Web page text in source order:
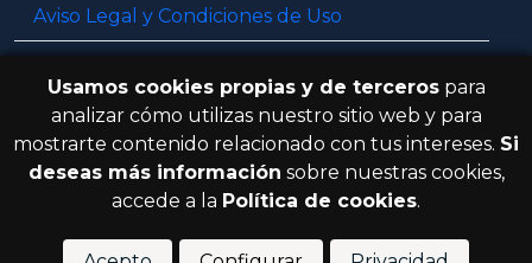
Aviso Legal y Condiciones de Uso
Política de cookies
Resolución de litigios en línea
reservados.
Usamos cookies propias y de tercerospara
analizar cómo utilizas nuestro sitio web y para
mostrarte contenido relacionado con tus intereses. Si
deseas más información sobre nuestras cookies,
accede a la Política de cookies.